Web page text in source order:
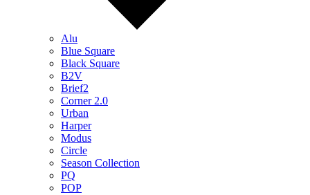
Alu
Blue Square
Black Square
B2V
Brief2
Corner 2.0
Urban
Harper
Modus
Circle
Season Collection
PQ
POP